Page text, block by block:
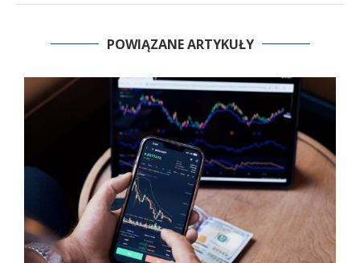
POWIĄZANE ARTYKUŁY